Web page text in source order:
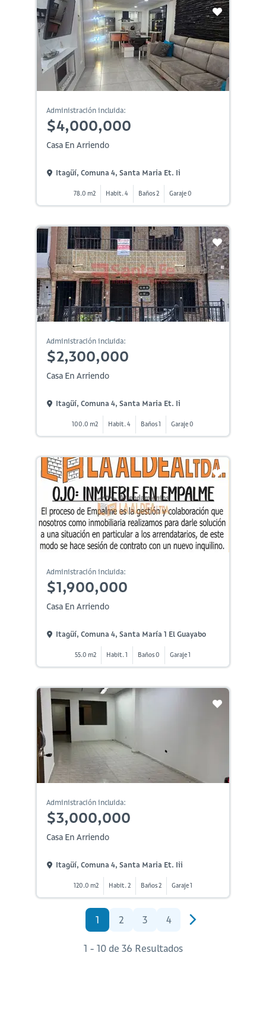
Administración incluida:
$4,000,000
Casa En Arriendo
Itagüí, Comuna 4, Santa Maria Et. Ii
78.0 m2 Habit. 4 Baños 2 Garaje 0
Administración incluida:
$2,300,000
Casa En Arriendo
Itagüí, Comuna 4, Santa Maria Et. Ii
100.0 m2 Habit. 4 Baños 1 Garaje 0
Administración incluida:
$1,900,000
Casa En Arriendo
Itagüí, Comuna 4, Santa María 1 El Guayabo
55.0 m2 Habit. 1 Baños 0 Garaje 1
Administración incluida:
$3,000,000
Casa En Arriendo
Itagüí, Comuna 4, Santa Maria Et. Iii
120.0 m2 Habit. 2 Baños 2 Garaje 1
1 2 3 4
1 - 10 de 36 Resultados